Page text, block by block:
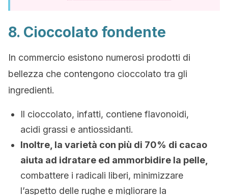
8. Cioccolato fondente
In commercio esistono numerosi prodotti di
bellezza che contengono cioccolato tra gli
ingredienti.
Il cioccolato, infatti, contiene flavonoidi,
acidi grassi e antiossidanti.
Inoltre, la varietà con più di 70% di cacao
aiuta ad idratare ed ammorbidire la pelle,
combattere i radicali liberi, minimizzare
l’aspetto delle rughe e migliorare la